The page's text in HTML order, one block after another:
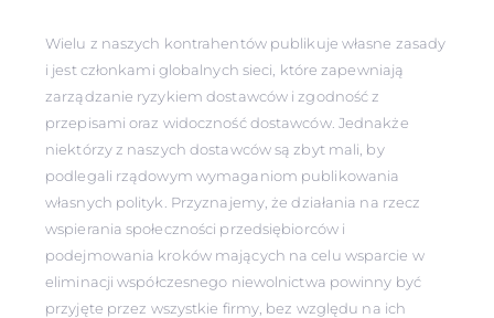
Wielu z naszych kontrahentów publikuje własne zasady
i jest członkami globalnych sieci, które zapewniają
zarządzanie ryzykiem dostawców i zgodność z
przepisami oraz widoczność dostawców. Jednakże
niektórzy z naszych dostawców są zbyt mali, by
podlegali rządowym wymaganiom publikowania
własnych polityk. Przyznajemy, że działania na rzecz
wspierania społeczności przedsiębiorców i
podejmowania kroków mających na celu wsparcie w
eliminacji współczesnego niewolnictwa powinny być
przyjęte przez wszystkie firmy, bez względu na ich